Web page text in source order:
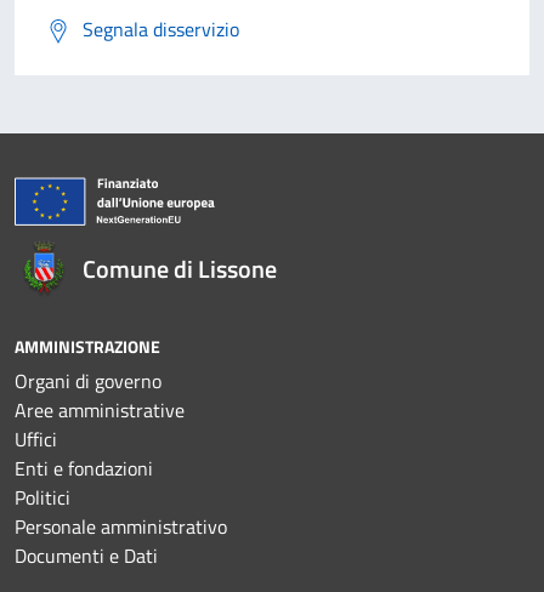
Segnala disservizio
Comune di Lissone
AMMINISTRAZIONE
Organi di governo
Aree amministrative
Uffici
Enti e fondazioni
Politici
Personale amministrativo
Documenti e Dati